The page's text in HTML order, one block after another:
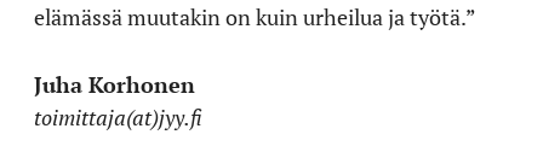
elämässä muutakin on kuin urheilua ja työtä.”
Juha Korhonen
toimittaja(at)jyy.fi